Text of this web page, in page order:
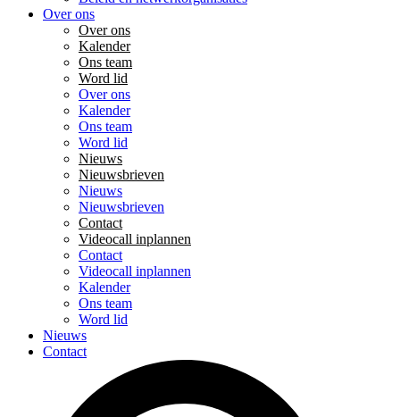
Over ons
Over ons
Kalender
Ons team
Word lid
Over ons
Kalender
Ons team
Word lid
Nieuws
Nieuwsbrieven
Nieuws
Nieuwsbrieven
Contact
Videocall inplannen
Contact
Videocall inplannen
Kalender
Ons team
Word lid
Nieuws
Contact